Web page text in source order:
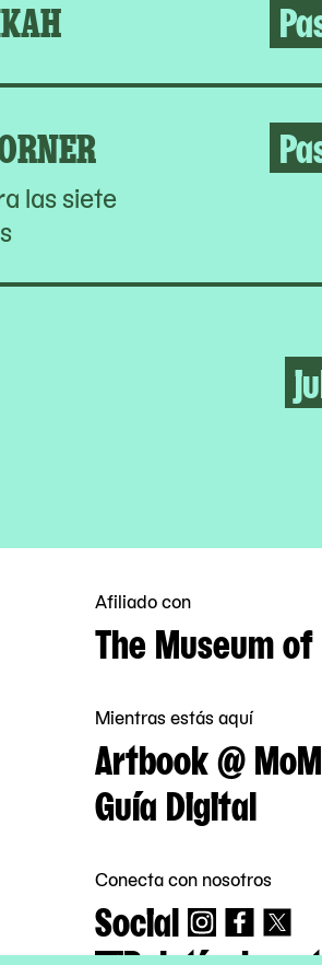
las siete
Afiliado con
The Museum
Mientras estás aquí
Artbook @
Guía Digital
Conecta con nosotros
Social